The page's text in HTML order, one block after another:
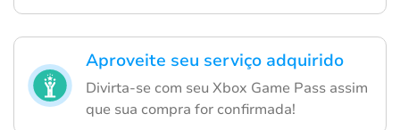
Aproveite seu serviço adquirido
Divirta-se com seu Xbox Game Pass assim
que sua compra for confirmada!